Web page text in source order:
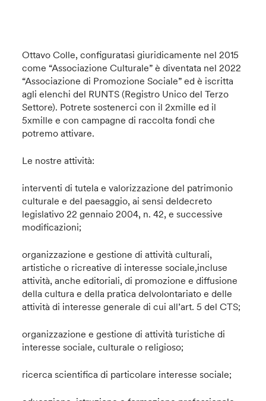
Ottavo Colle, configuratasi giuridicamente nel 2015
come “Associazione Culturale” è diventata nel 2022
“Associazione di Promozione Sociale” ed è iscritta
agli elenchi del RUNTS (Registro Unico del Terzo
Settore). Potrete sostenerci con il 2xmille ed il
5xmille e con campagne di raccolta fondi che
potremo attivare.
Le nostre attività:
interventi di tutela e valorizzazione del patrimonio
culturale e del paesaggio, ai sensi deldecreto
legislativo 22 gennaio 2004, n. 42, e successive
modificazioni;
organizzazione e gestione di attività culturali,
artistiche o ricreative di interesse sociale,incluse
attività, anche editoriali, di promozione e diffusione
della cultura e della pratica delvolontariato e delle
attività di interesse generale di cui all’art. 5 del CTS;
organizzazione e gestione di attività turistiche di
interesse sociale, culturale o religioso;
ricerca scientifica di particolare interesse sociale;